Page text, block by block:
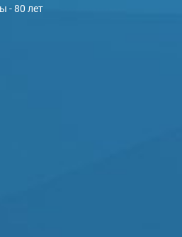
- 80 лет